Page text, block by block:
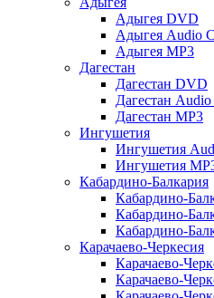
Адыгея DVD
Адыгея Audio
Адыгея MP3
Дагестан
Дагестан DVD
Дагестан
Дагестан MP3
Ингушетия
Ингушетия
Ингушетия
Кабардино-Балкария
Кабардино-
Кабардино-
Кабардино-
Карачаево-Черкесия
Карачаево-
Карачаево-